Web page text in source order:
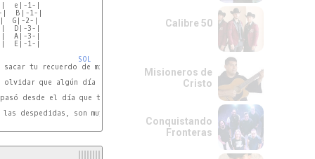
e|-1-|
|  B|-1-|
G|-2-|
|  D|-3-|
A|-3-|
|  E|-1-|
SOL
tu recuerdo de mí mente.
SOL
olvidar que algún día yo te quise.
desde el día que te fuiste,
despedidas, son muy tristes.
Calibre 50
Misioneros de
Cristo
Conquistando
Fronteras